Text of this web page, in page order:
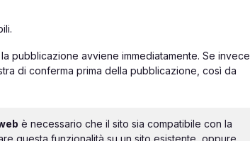
pubblicazione avviene immediatamente. Se invece
di conferma prima della pubblicazione, così da
è necessario che il sito sia compatibile con la